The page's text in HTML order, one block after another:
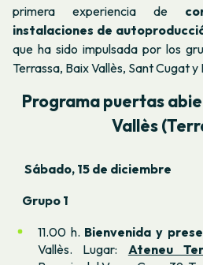
primera experiencia de
instalaciones de
que ha sido impulsada por los
Terrassa, Baix Vallès, Sant Cugat y
Programa puertas
Vallès
Sábado, 15 de diciembre
Grupo 1
11.00 h. Bienvenida y
Vallès. Lugar: Ateneu